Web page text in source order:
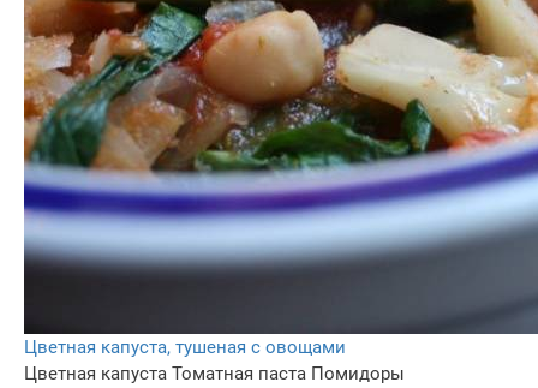
Цветная капуста, тушеная с овощами
Цветная капуста Томатная паста Помидоры